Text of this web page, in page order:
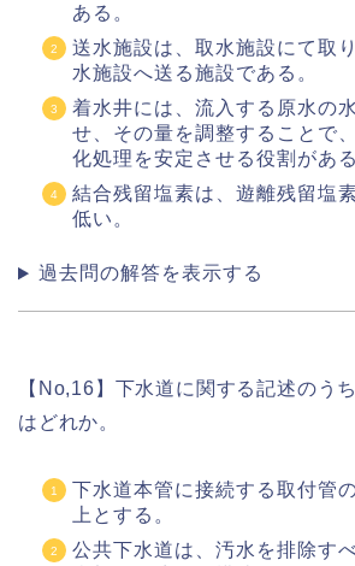
ある。
送水施設は、取水施設にて取
水施設へ送る施設である。
着水井には、流入する原水の
せ、その量を調整することで
化処理を安定させる役割がある
結合残留塩素は、遊離残留塩
低い。
過去問の解答を表示する
【No,16】下水道に関する記述のう
はどれか。
下水道本管に接続する取付管
上とする。
公共下水道は、汚水を排除す